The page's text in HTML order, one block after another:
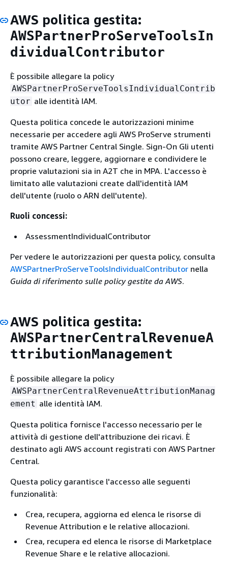
AWS politica gestita:
AWSPartnerProServeToolsIn
dividualContributor
È possibile allegare la policy
AWSPartnerProServeToolsIndividualContrib
utor alle identità IAM.
Questa politica concede le autorizzazioni minime
necessarie per accedere agli AWS ProServe strumenti
tramite AWS Partner Central Single. Sign-On Gli utenti
possono creare, leggere, aggiornare e condividere le
proprie valutazioni sia in A2T che in MPA. L'accesso è
limitato alle valutazioni create dall'identità IAM
dell'utente (ruolo o ARN dell'utente).
Ruoli concessi:
AssessmentIndividualContributor
Per vedere le autorizzazioni per questa policy, consulta
AWSPartnerProServeToolsIndividualContributor nella
Guida di riferimento sulle policy gestite da AWS.
AWS politica gestita:
AWSPartnerCentralRevenueA
ttributionManagement
È possibile allegare la policy
AWSPartnerCentralRevenueAttributionManag
ement alle identità IAM.
Questa politica fornisce l'accesso necessario per le
attività di gestione dell'attribuzione dei ricavi. È
destinato agli AWS account registrati con AWS Partner
Central.
Questa policy garantisce l'accesso alle seguenti
funzionalità:
Crea, recupera, aggiorna ed elenca le risorse di
Revenue Attribution e le relative allocazioni.
Crea, recupera ed elenca le risorse di Marketplace
Revenue Share e le relative allocazioni.